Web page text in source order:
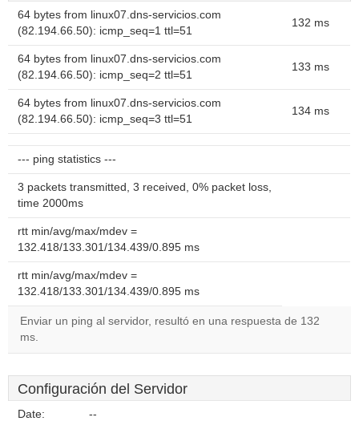
64 bytes from linux07.dns-servicios.com
(82.194.66.50): icmp_seq=1 ttl=51
132 ms
64 bytes from linux07.dns-servicios.com
(82.194.66.50): icmp_seq=2 ttl=51
133 ms
64 bytes from linux07.dns-servicios.com
(82.194.66.50): icmp_seq=3 ttl=51
134 ms
--- ping statistics ---
3 packets transmitted, 3 received, 0% packet loss,
time 2000ms
rtt min/avg/max/mdev =
132.418/133.301/134.439/0.895 ms
rtt min/avg/max/mdev =
132.418/133.301/134.439/0.895 ms
Enviar un ping al servidor, resultó en una respuesta de 132
ms.
Configuración del Servidor
Date: --